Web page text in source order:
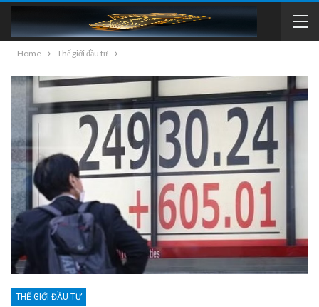
Home Thế giới đầu tư
THẾ GIỚI ĐẦU TƯ